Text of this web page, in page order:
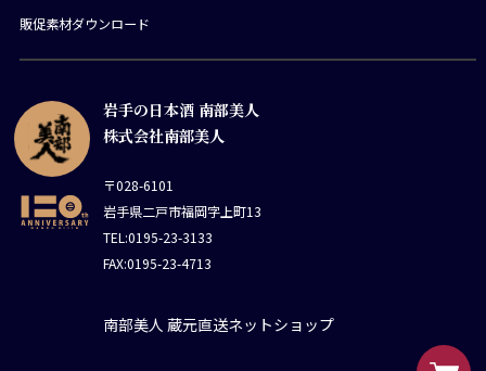
岩手の日本酒 南部美人
株式会社南部美人
〒028-6101
岩手県二戸市福岡字上町13
TEL:0195-23-3133
FAX:0195-23-4713
南部美人 蔵元直送ネットショップ
販促素材ダウンロード